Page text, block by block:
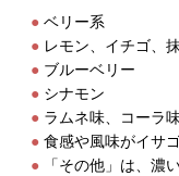
ベリー系
レモン、イチゴ、
ブルーベリー
シナモン
ラムネ味、コーラ
食感や風味がイサ
「その他」は、濃